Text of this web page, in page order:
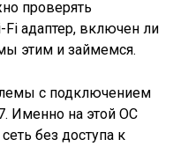
проверять
адаптер, включен ли
этим и займемся.
с подключением
Именно на этой ОС
без доступа к